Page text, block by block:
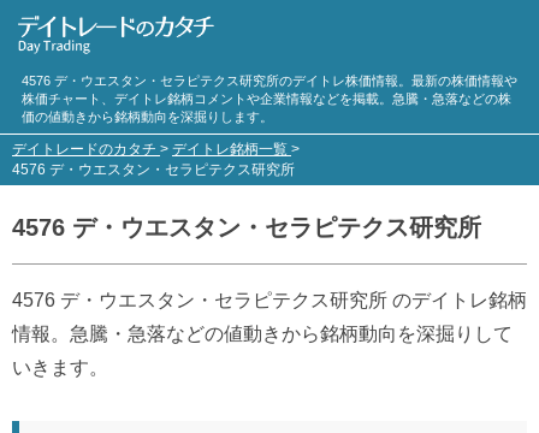
4576 デ・ウエスタン・セラピテクス研究所のデイトレ株価情報。最新の株価情報や
株価チャート、デイトレ銘柄コメントや企業情報などを掲載。急騰・急落などの株
価の値動きから銘柄動向を深掘りします。
デイトレードのカタチ > デイトレ銘柄一覧 >
4576 デ・ウエスタン・セラピテクス研究所
4576 デ・ウエスタン・セラピテクス研究所
4576 デ・ウエスタン・セラピテクス研究所 のデイトレ銘柄
情報。急騰・急落などの値動きから銘柄動向を深掘りして
いきます。